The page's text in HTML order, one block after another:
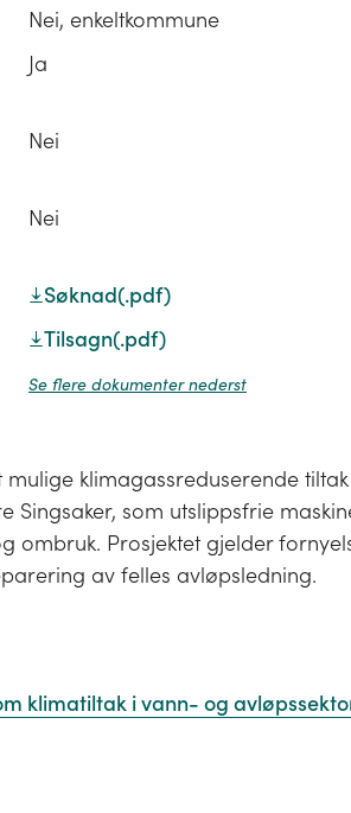
Nei, enkeltkommune
Ja
Nei
Nei
Søknad(.pdf)
Tilsagn(.pdf)
Se flere dokumenter nederst
klimagassreduserende
som utslippsfrie
ombruk. Prosjektet gjelder
av felles avløpsledning.
klimatiltak i vann- og